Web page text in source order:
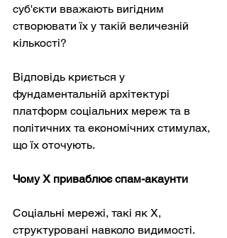
суб'єкти вважають вигідним
створювати їх у такій величезній
кількості?
Відповідь криється у
фундаментальній архітектурі
платформ соціальних мереж та в
політичних та економічних стимулах,
що їх оточують.
Чому X приваблює спам-акаунти
Соціальні мережі, такі як X,
структуровані навколо видимості.